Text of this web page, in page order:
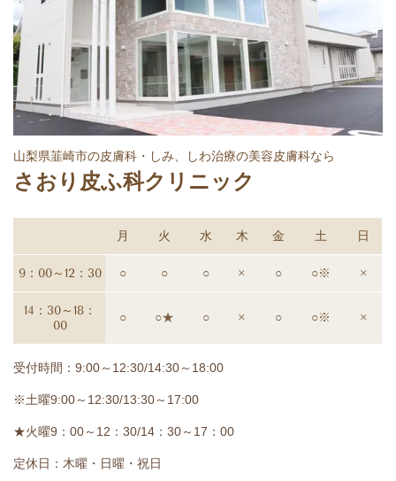
山梨県韮崎市の皮膚科・しみ、しわ治療の美容皮膚科なら
さおり皮ふ科クリニック
月 火 水 木 金 土 日
9：00～12：30 ○ ○ ○ × ○ ○※ ×
14：30～18：
00
○ ○★ ○ × ○ ○※ ×
受付時間：9:00～12:30/14:30～18:00
※土曜9:00～12:30/13:30～17:00
★火曜9：00～12：30/14：30～17：00
定休日：木曜・日曜・祝日